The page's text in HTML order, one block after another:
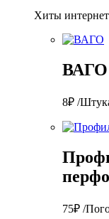
Хиты
ВАГО
8₽ /
75₽ /